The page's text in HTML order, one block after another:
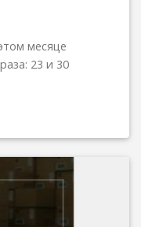
месяце
23 и 30